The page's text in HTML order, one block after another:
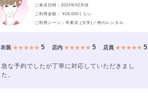
ご来店日時：2022年02月頃
ご利用金額： ¥28,000くらい
ご利用シーン：卒業式 (大学)／袴のレンタル
衣装 ★★★★★5 店内 ★★★★★ 5 店員 ★★★★★ 5
急な予約でしたが丁寧に対応していただきまし
た。